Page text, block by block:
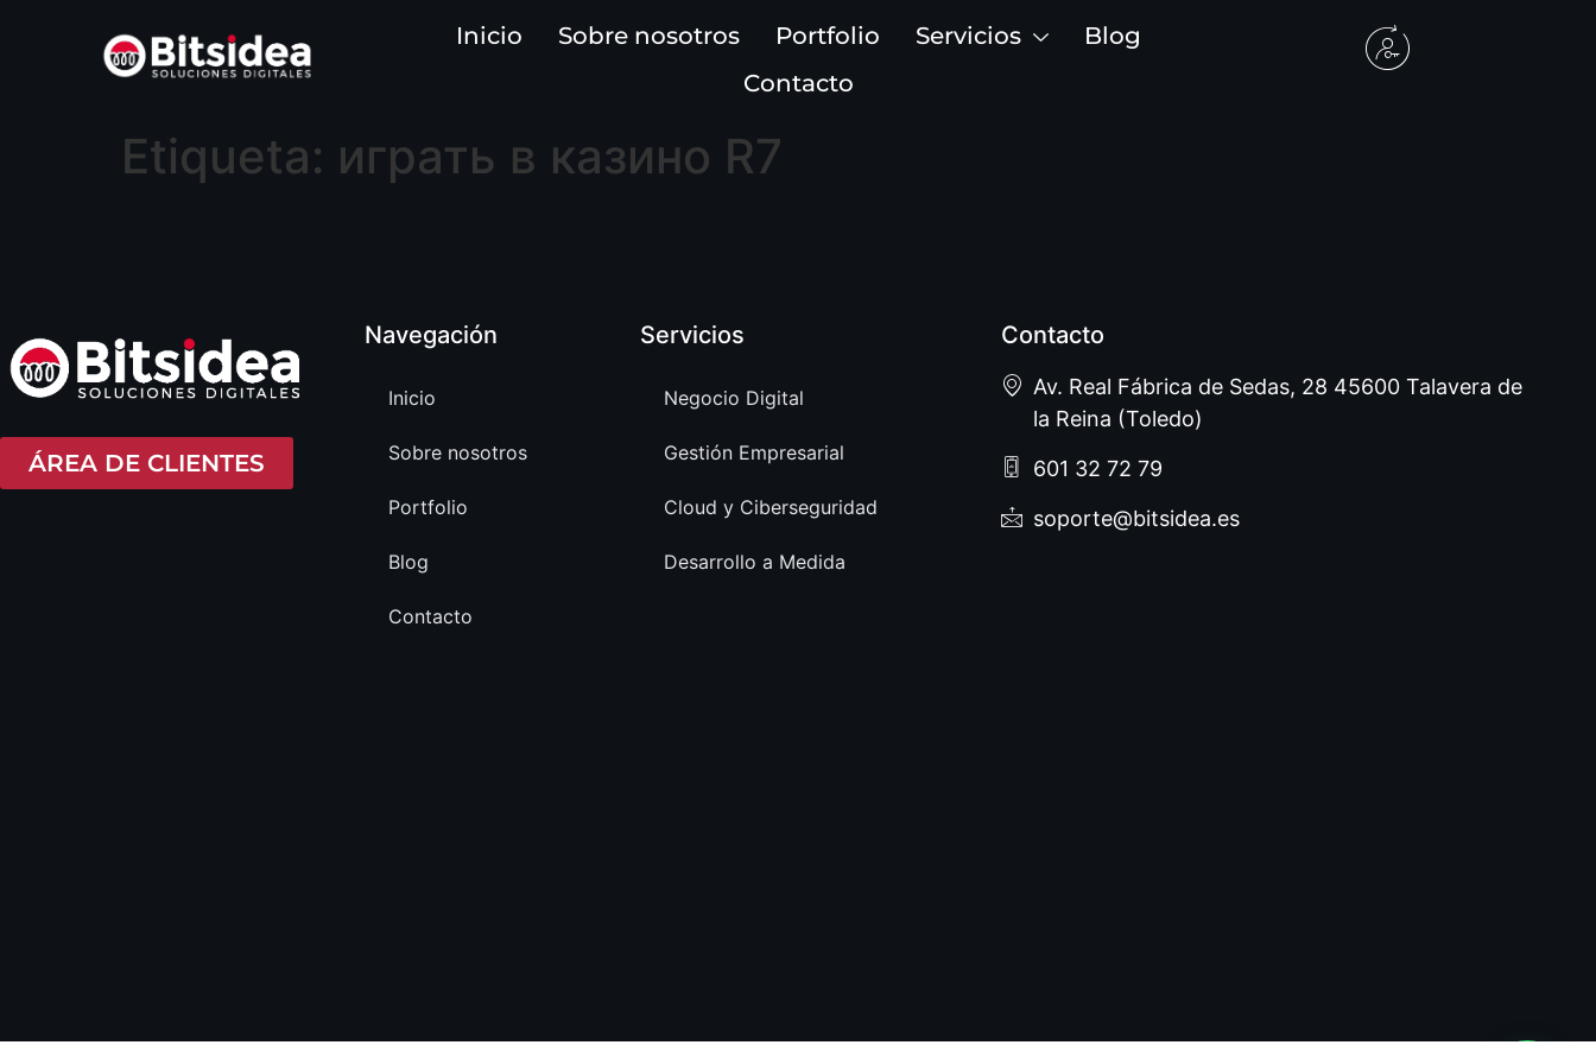
Inicio Sobre nosotros Portfolio Servicios
Blog
Contacto
Etiqueta: играть в казино R7
ÁREA DE CLIENTES
Navegación
Inicio
Sobre nosotros
Portfolio
Blog
Contacto
Servicios
Negocio Digital
Gestión Empresarial
Cloud y Ciberseguridad
Desarrollo a Medida
Contacto
Av. Real Fábrica de Sedas, 28 45600 Talavera de
la Reina (Toledo)
601 32 72 79
soporte@bitsidea.es